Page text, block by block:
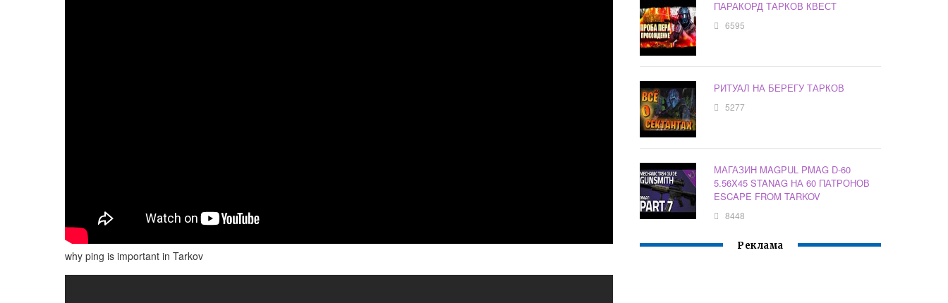
why ping is important in Tarkov
ПАРАКОРД ТАРКОВ КВЕСТ
6595
РИТУАЛ НА БЕРЕГУ ТАРКОВ
5277
МАГАЗИН MAGPUL PMAG D-60
5.56X45 STANAG НА 60 ПАТРОНОВ
ESCAPE FROM TARKOV
8448
Реклама